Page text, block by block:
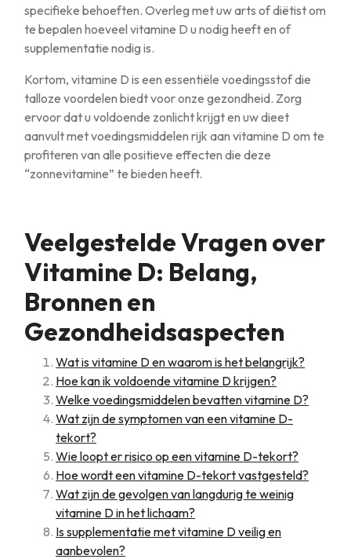
specifieke behoeften. Overleg met uw arts of diëtist om
te bepalen hoeveel vitamine D u nodig heeft en of
supplementatie nodig is.
Kortom, vitamine D is een essentiële voedingsstof die
talloze voordelen biedt voor onze gezondheid. Zorg
ervoor dat u voldoende zonlicht krijgt en uw dieet
aanvult met voedingsmiddelen rijk aan vitamine D om te
profiteren van alle positieve effecten die deze
“zonnevitamine” te bieden heeft.
Veelgestelde Vragen over
Vitamine D: Belang,
Bronnen en
Gezondheidsaspecten
Wat is vitamine D en waarom is het belangrijk?
Hoe kan ik voldoende vitamine D krijgen?
Welke voedingsmiddelen bevatten vitamine D?
Wat zijn de symptomen van een vitamine D-
tekort?
Wie loopt er risico op een vitamine D-tekort?
Hoe wordt een vitamine D-tekort vastgesteld?
Wat zijn de gevolgen van langdurig te weinig
vitamine D in het lichaam?
Is supplementatie met vitamine D veilig en
aanbevolen?